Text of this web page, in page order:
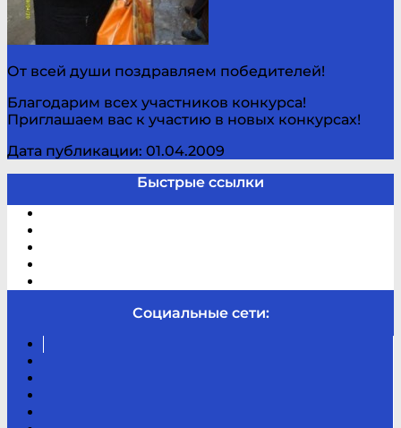
От всей души поздравляем победителей!
Благодарим всех участников конкурса!
Приглашаем вас к участию в новых конкурсах!
Дата публикации: 01.04.2009
Быстрые ссылки
Социальные сети: